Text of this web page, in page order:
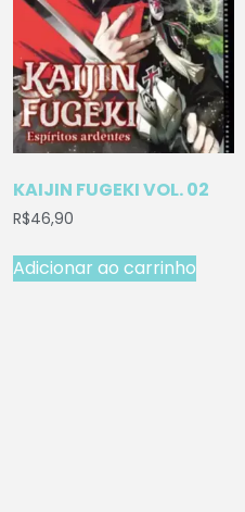
KAIJIN FUGEKI VOL. 02
R$46,90
Adicionar ao carrinho